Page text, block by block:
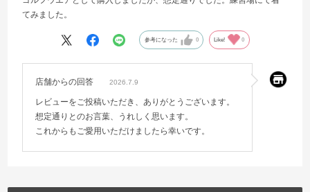
てみました。
参考になった 0 Like! 0
店舗からの回答 2026.7.9
レビューをご投稿いただき、ありがとうございます。
想定通りとのお言葉、うれしく思います。
これからもご愛用いただけましたら幸いです。